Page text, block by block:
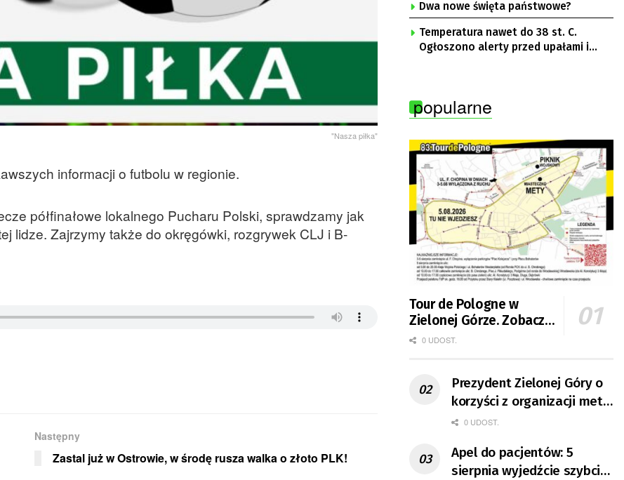
"Nasza piłka"
informacji o futbolu w regionie.
półfinałowe lokalnego Pucharu Polski, sprawdzamy jak
lidze. Zajrzymy także do okręgówki, rozgrywek CLJ i B-
Następny
Zastal już w Ostrowie, w środę rusza walka o złoto PLK!
Dwa nowe święta państwowe?
Temperatura nawet do 38 st. C.
Ogłoszono alerty przed upałami i
popularne
Tour de Pologne w
Zielonej Górze. Zobacz
zmiany w organizacji
0 UDOST.
Prezydent Zielonej Góry o
korzyści z organizacji mety
Tour de Pologne
0 UDOST.
Apel do pacjentów: 5
sierpnia wyjedźcie szybciej